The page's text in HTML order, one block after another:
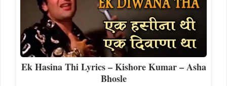
Ek Hasina Thi Lyrics – Kishore Kumar – Asha
Bhosle